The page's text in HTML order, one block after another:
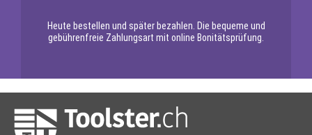
Heute bestellen und später bezahlen. Die bequeme und
gebührenfreie Zahlungsart mit online Bonitätsprüfung.